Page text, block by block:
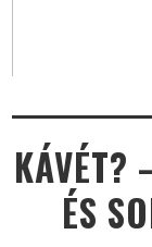
KÁVÉT?
ÉS